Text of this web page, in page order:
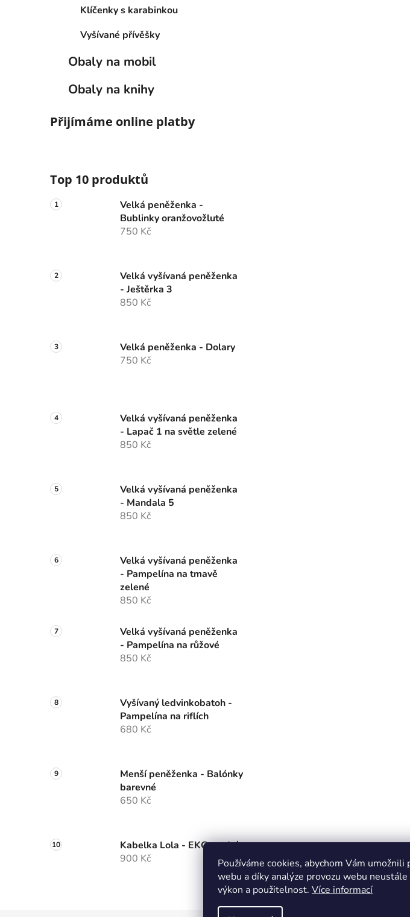
Používáme cookies, abychom Vám
webu a díky analýze provozu webu
výkon a použitelnost. Více informací
Klíčenky s karabinkou
Vyšívané přívěšky
Obaly na mobil
Obaly na knihy
Přijímáme online platby
Top 10 produktů
Velká peněženka -
Bublinky oranžovožluté
750 Kč
Velká vyšívaná peněženka
- Ještěrka 3
850 Kč
Velká peněženka - Dolary
750 Kč
Velká vyšívaná peněženka
- Lapač 1 na světle zelené
850 Kč
Velká vyšívaná peněženka
- Mandala 5
850 Kč
Velká vyšívaná peněženka
- Pampelína na tmavě
zelené
850 Kč
Velká vyšívaná peněženka
- Pampelína na růžové
850 Kč
Vyšívaný ledvinkobatoh -
Pampelína na riflích
680 Kč
Menší peněženka - Balónky
barevné
650 Kč
Kabelka Lola - EKG modrá
900 Kč